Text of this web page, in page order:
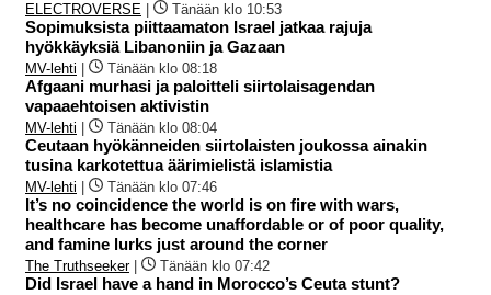
ELECTROVERSE Tänään klo 10:53
Sopimuksista piittaamaton Israel jatkaa rajuja
hyökkäyksiä Libanoniin ja Gazaan
MV-lehti Tänään klo 08:18
Afgaani murhasi ja paloitteli siirtolaisagendan
vapaaehtoisen aktivistin
MV-lehti Tänään klo 08:04
Ceutaan hyökänneiden siirtolaisten joukossa ainakin
tusina karkotettua äärimielistä islamistia
MV-lehti Tänään klo 07:46
It’s no coincidence the world is on fire with wars,
healthcare has become unaffordable or of poor quality,
and famine lurks just around the corner
The Truthseeker| Tänään klo 07:42
Did Israel have a hand in Morocco’s Ceuta stunt?